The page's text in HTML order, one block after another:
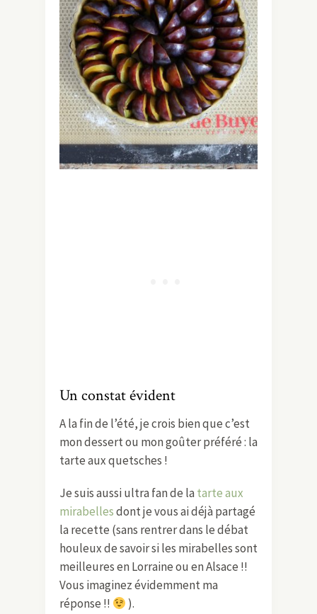
Un constat évident
A la fin de l’été, je crois bien que c’est
mon dessert ou mon goûter préféré : la
tarte aux quetsches !
Je suis aussi ultra fan de la tarte aux
mirabellesdont je vous ai déjà partagé
la recette (sans rentrer dans le débat
houleux de savoir si les mirabelles sont
meilleures en Lorraine ou en Alsace !!
Vous imaginez évidemment ma
réponse !!
).